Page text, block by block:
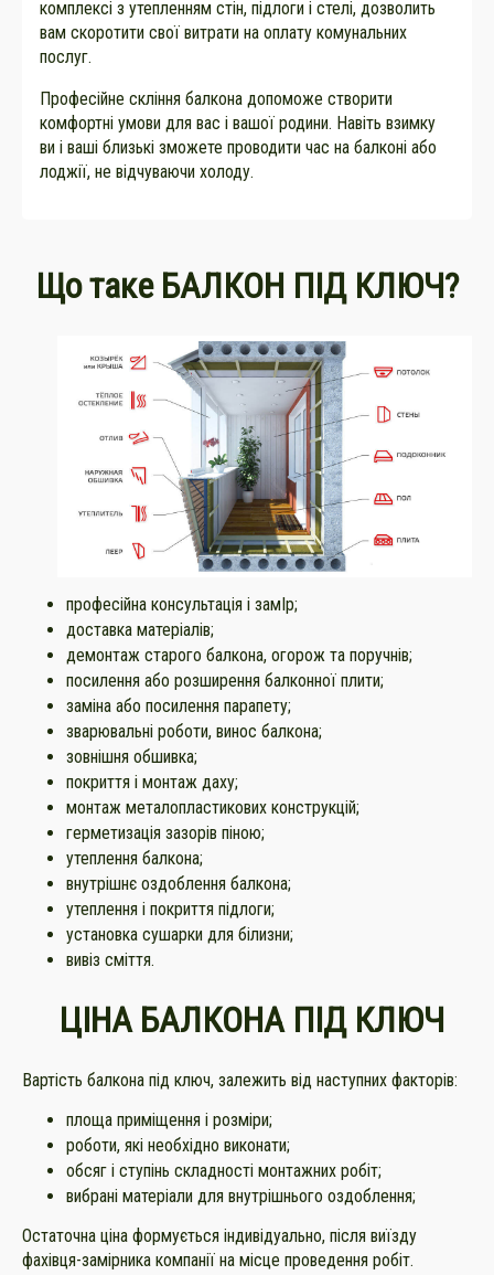
комплексі з утепленням стін, підлоги і стелі, дозволить
вам скоротити свої витрати на оплату комунальних
послуг.
Професійне скління балкона допоможе створити
комфортні умови для вас і вашої родини. Навіть взимку
ви і ваші близькі зможете проводити час на балконі або
лоджії, не відчуваючи холоду.
Що таке БАЛКОН ПІД КЛЮЧ?
професійна консультація і замІр;
доставка матеріалів;
демонтаж старого балкона, огорож та поручнів;
посилення або розширення балконної плити;
заміна або посилення парапету;
зварювальні роботи, винос балкона;
зовнішня обшивка;
покриття і монтаж даху;
монтаж металопластикових конструкцій;
герметизація зазорів піною;
утеплення балкона;
внутрішнє оздоблення балкона;
утеплення і покриття підлоги;
установка сушарки для білизни;
вивіз сміття.
ЦІНА БАЛКОНА ПІД КЛЮЧ
Вартість балкона під ключ, залежить від наступних факторів:
площа приміщення і розміри;
роботи, які необхідно виконати;
обсяг і ступінь складності монтажних робіт;
вибрані матеріали для внутрішнього оздоблення;
Остаточна ціна формується індивідуально, після виїзду
фахівця-замірника компанії на місце проведення робіт.